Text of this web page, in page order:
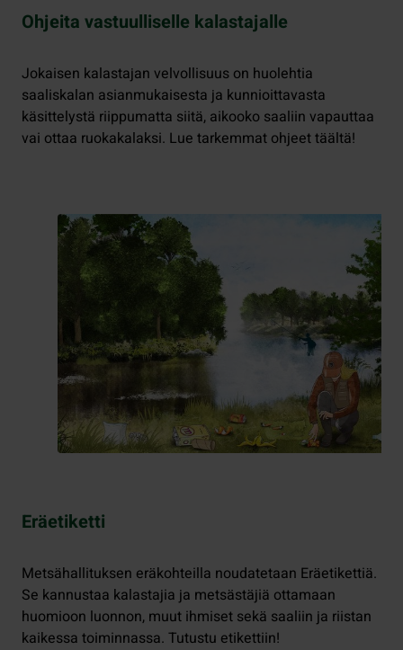
Ohjeita vastuulliselle kalastajalle
Jokaisen kalastajan velvollisuus on huolehtia
saaliskalan asianmukaisesta ja kunnioittavasta
käsittelystä riippumatta siitä, aikooko saaliin vapauttaa
vai ottaa ruokakalaksi. Lue tarkemmat ohjeet täältä!
Eräetiketti
Metsähallituksen eräkohteilla noudatetaan Eräetikettiä.
Se kannustaa kalastajia ja metsästäjiä ottamaan
huomioon luonnon, muut ihmiset sekä saaliin ja riistan
kaikessa toiminnassa. Tutustu etikettiin!